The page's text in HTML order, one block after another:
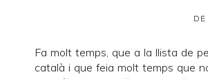
Fa molt temps, que a la llista de
català i que feia molt temps que